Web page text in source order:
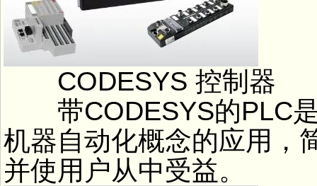
CODESYS 控制器
带CODESYS的PLC是
机器自动化概念的应用，
并使用户从中受益。